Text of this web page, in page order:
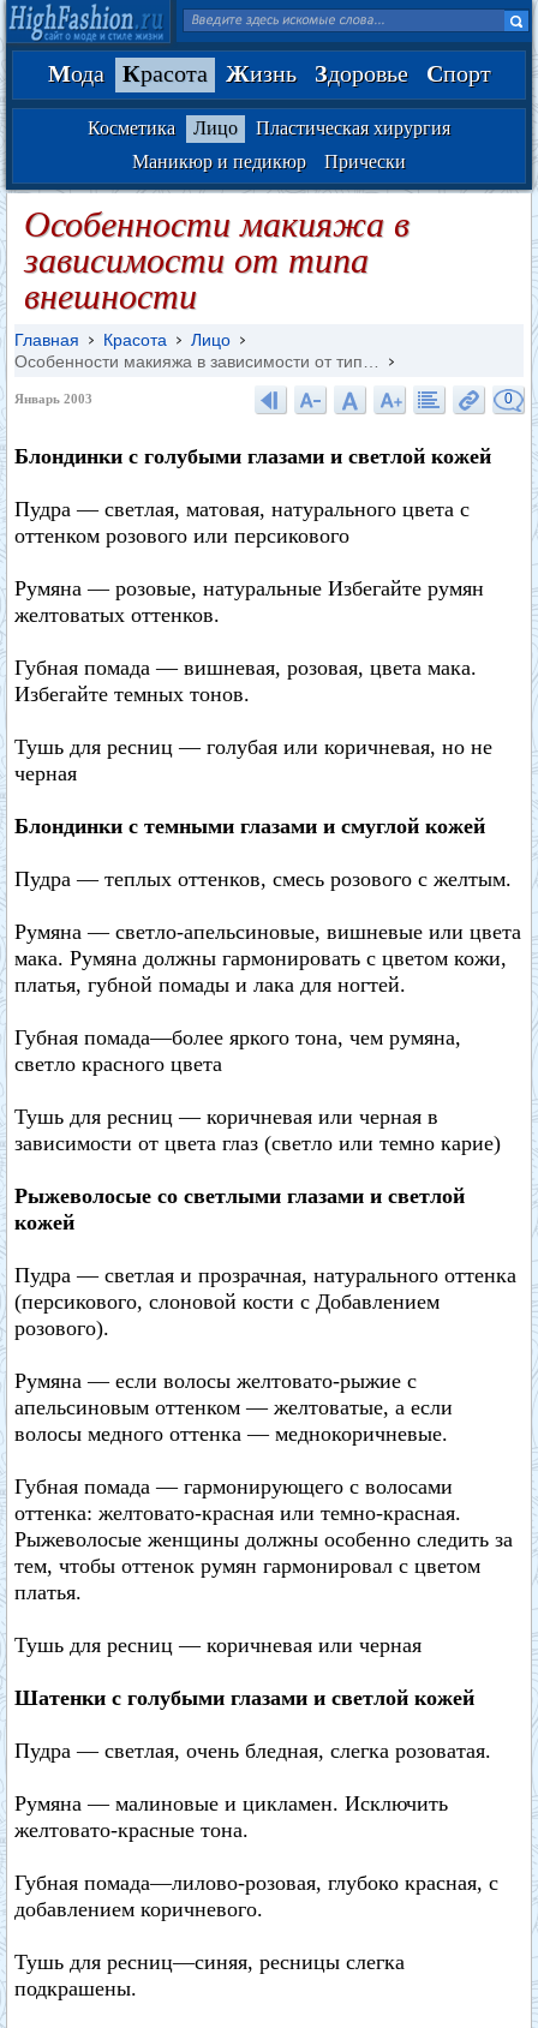
Мода Красота Жизнь Здоровье Спорт
Косметика Лицо
Пластическая хирургия
Маникюр и педикюр
Прически
Особенности макияжа в
зависимости от типа
внешности
Главная Красота
Лицо
Особенности макияжа в зависимости от тип…
Январь 2003 0
Блондинки с голубыми глазами и светлой кожей
Пудра — светлая, матовая, натурального цвета с
оттенком розового или персикового
Румяна — розовые, натуральные Избегайте румян
желтоватых оттенков.
Губная помада — вишневая, розовая, цвета мака.
Избегайте темных тонов.
Тушь для ресниц — голубая или коричневая, но не
черная
Блондинки с темными глазами и смуглой кожей
Пудра — теплых оттенков, смесь розового с желтым.
Румяна — светло-апельсиновые, вишневые или цвета
мака. Румяна должны гармонировать с цветом кожи,
платья, губной помады и лака для ногтей.
Губная помада—более яркого тона, чем румяна,
светло красного цвета
Тушь для ресниц — коричневая или черная в
зависимости от цвета глаз (светло или темно карие)
Рыжеволосые со светлыми глазами и светлой
кожей
Пудра — светлая и прозрачная, натурального оттенка
(персикового, слоновой кости с Добавлением
розового).
Румяна — если волосы желтовато-рыжие с
апельсиновым оттенком — желтоватые, а если
волосы медного оттенка — меднокоричневые.
Губная помада — гармонирующего с волосами
оттенка: желтовато-красная или темно-красная.
Рыжеволосые женщины должны особенно следить за
тем, чтобы оттенок румян гармонировал с цветом
платья.
Тушь для ресниц — коричневая или черная
Шатенки с голубыми глазами и светлой кожей
Пудра — светлая, очень бледная, слегка розоватая.
Румяна — малиновые и цикламен. Исключить
желтовато-красные тона.
Губная помада—лилово-розовая, глубоко красная, с
добавлением коричневого.
Тушь для ресниц—синяя, ресницы слегка
подкрашены.